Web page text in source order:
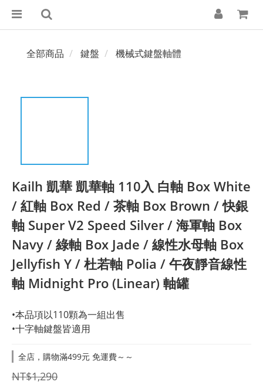
全部商品 鍵盤 機械式鍵盤軸體
Kailh 凱華 凱華軸 110入 白軸 Box White
/ 紅軸 Box Red / 茶軸 Box Brown / 快銀
軸 Super V2 Speed Silver / 海軍軸 Box
Navy / 綠軸 Box Jade / 線性水母軸 Box
Jellyfish Y / 杜若軸 Polia / 午夜靜音線性
軸 Midnight Pro (Linear) 軸罐
•本品項以110顆為一組出售
•十字軸鍵盤皆適用
全店，購物滿499元 免運費～～
NT$1,290